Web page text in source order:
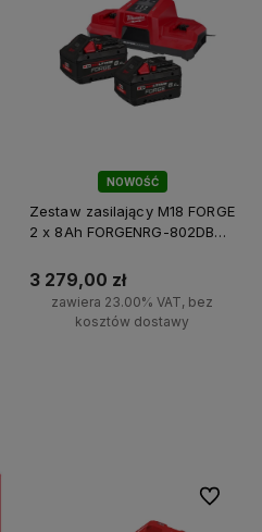
NOWOŚĆ
Zestaw zasilający M18 FORGE
2 x 8Ah FORGENRG-802DBSC
3 279,00 zł
zawiera 23.00% VAT, bez
kosztów dostawy
Do